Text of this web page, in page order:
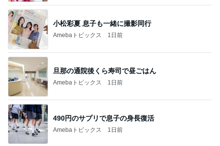
小松彩夏 息子も一緒に撮影同行
Amebaトピックス 1日前
旦那の通院後くら寿司で昼ごはん
Amebaトピックス 1日前
490円のサプリで息子の身長復活
Amebaトピックス 1日前